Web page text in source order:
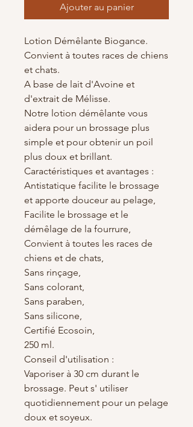
Ajouter au panier
Lotion Démêlante Biogance.
Convient à toutes races de chiens
et chats.
A base de lait d'Avoine et
d'extrait de Mélisse.
Notre lotion démêlante vous
aidera pour un brossage plus
simple et pour obtenir un poil
plus doux et brillant.
Caractéristiques et avantages :
Antistatique facilite le brossage
et apporte douceur au pelage,
Facilite le brossage et le
démêlage de la fourrure,
Convient à toutes les races de
chiens et de chats,
Sans rinçage,
Sans colorant,
Sans paraben,
Sans silicone,
Certifié Ecosoin,
250 ml.
Conseil d'utilisation :
Vaporiser à 30 cm durant le
brossage. Peut s' utiliser
quotidiennement pour un pelage
doux et soyeux.